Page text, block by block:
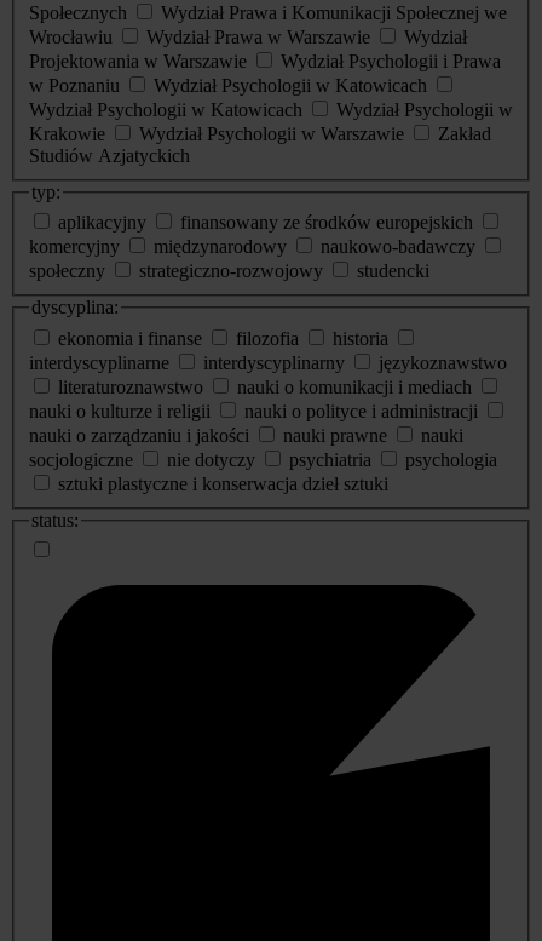
Społecznych
Wydział Prawa i Komunikacji Społecznej we
Wrocławiu
Wydział Prawa w Warszawie
Wydział
Projektowania w Warszawie
Wydział Psychologii i Prawa
w Poznaniu
Wydział Psychologii w Katowicach
Wydział Psychologii w Katowicach
Wydział Psychologii w
Krakowie
Wydział Psychologii w Warszawie
Zakład
Studiów Azjatyckich
typ:
aplikacyjny
finansowany ze środków europejskich
komercyjny
międzynarodowy
naukowo-badawczy
społeczny
strategiczno-rozwojowy
studencki
dyscyplina:
ekonomia i finanse
filozofia
historia
interdyscyplinarne
interdyscyplinarny
językoznawstwo
literaturoznawstwo
nauki o komunikacji i mediach
nauki o kulturze i religii
nauki o polityce i administracji
nauki o zarządzaniu i jakości
nauki prawne
nauki
socjologiczne
nie dotyczy psychiatria
psychologia
sztuki plastyczne i konserwacja dzieł sztuki
status: